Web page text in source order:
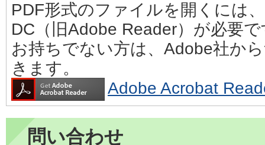
PDF形式のファイルを開くには
DC（旧Adobe Reader）が必要
お持ちでない方は、Adobe社か
きます。
Adobe Acrobat
問い合わせ